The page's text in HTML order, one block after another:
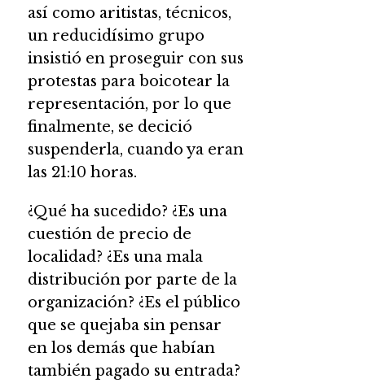
así como aritistas, técnicos,
un reducidísimo grupo
insistió en proseguir con sus
protestas para boicotear la
representación, por lo que
finalmente, se decició
suspenderla, cuando ya eran
las 21:10 horas.
¿Qué ha sucedido? ¿Es una
cuestión de precio de
localidad? ¿Es una mala
distribución por parte de la
organización? ¿Es el público
que se quejaba sin pensar
en los demás que habían
también pagado su entrada?